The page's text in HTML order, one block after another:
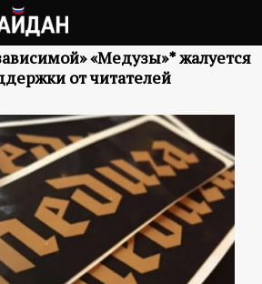
«Медузы»* жалуется
от читателей